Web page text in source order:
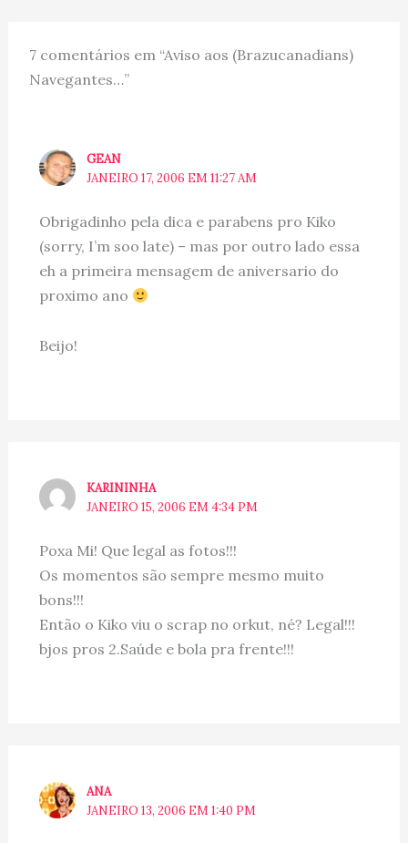
7 comentários em “Aviso aos (Brazucanadians)
Navegantes…”
GEAN
JANEIRO 17, 2006 EM 11:27 AM
Obrigadinho pela dica e parabens pro Kiko
(sorry, I’m soo late) – mas por outro lado essa
eh a primeira mensagem de aniversario do
proximo ano
Beijo!
KARININHA
JANEIRO 15, 2006 EM 4:34 PM
Poxa Mi! Que legal as fotos!!!
Os momentos são sempre mesmo muito
bons!!!
Então o Kiko viu o scrap no orkut, né? Legal!!!
bjos pros 2.Saúde e bola pra frente!!!
ANA
JANEIRO 13, 2006 EM 1:40 PM